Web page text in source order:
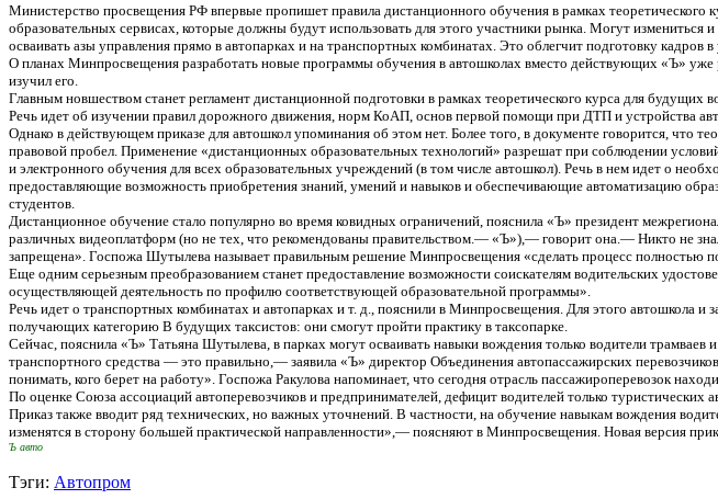
Министерство просвещения РФ впервые пропишет правила дистанционного обучения в рамках
образовательных сервисах, которые должны будут использовать для этого участники рынка. Могут
осваивать азы управления прямо в автопарках и на транспортных комбинатах. Это облегчит подготовку кадров
О планах Минпросвещения разработать новые программы обучения в автошколах вместо действующих «Ъ»
изучил его.
Главным новшеством станет регламент дистанционной подготовки в рамках теоретического курса для будущих
Речь идет об изучении правил дорожного движения, норм КоАП, основ первой помощи при ДТП и устройства
Однако в действующем приказе для автошкол упоминания об этом нет. Более того, в документе говорится, что
правовой пробел. Применение «дистанционных образовательных технологий» разрешат при соблюдении
и электронного обучения для всех образовательных учреждений (в том числе автошкол). Речь в нем идет о
предоставляющие возможность приобретения знаний, умений и навыков и обеспечивающие автоматизацию
студентов.
Дистанционное обучение стало популярно во время ковидных ограничений, пояснила «Ъ» президент
различных видеоплатформ (но не тех, что рекомендованы правительством.— «Ъ»),— говорит она.— Никто не
запрещена». Госпожа Шутылева называет правильным решение Минпросвещения «сделать процесс полностью
Еще одним серьезным преобразованием станет предоставление возможности соискателям водительских
осуществляющей деятельность по профилю соответствующей образовательной программы».
Речь идет о транспортных комбинатах и автопарках и т. д., пояснили в Минпросвещения. Для этого автошкола
получающих категорию B будущих таксистов: они смогут пройти практику в таксопарке.
Сейчас, пояснила «Ъ» Татьяна Шутылева, в парках могут осваивать навыки вождения только водители
транспортного средства — это правильно,— заявила «Ъ» директор Объединения автопассажирских
понимать, кого берет на работу». Госпожа Ракулова напоминает, что сегодня отрасль пассажироперевозок
По оценке Союза ассоциаций автоперевозчиков и предпринимателей, дефицит водителей только туристических
Приказ также вводит ряд технических, но важных уточнений. В частности, на обучение навыкам вождения
изменятся в сторону большей практической направленности»,— поясняют в Минпросвещения. Новая версия
Ъ авто
Тэги: Автопром